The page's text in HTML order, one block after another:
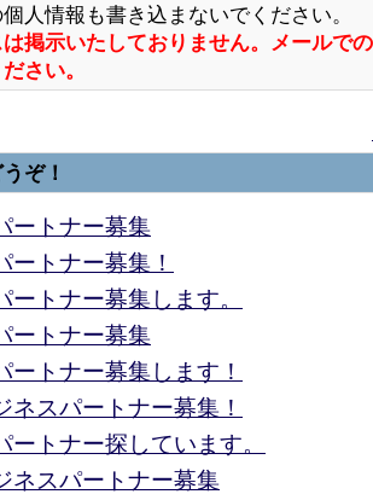
人情報も書き込まないでください。
掲示いたしておりません。メールで
さい。
ぞ！
ートナー募集
ートナー募集！
ートナー募集します。
ートナー募集
ートナー募集します！
ネスパートナー募集！
ートナー探しています。
ネスパートナー募集